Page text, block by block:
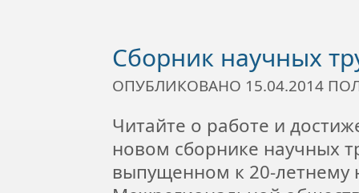
Cборник научных
ОПУБЛИКОВАНО 15.04.2014
Читайте о работе и
новом сборнике научных
выпущенном к 20-летнему